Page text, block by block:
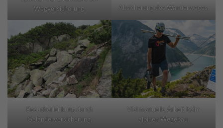
Wegversicherung.
Absicherung des Wanderweges.
Besucherlenkung durch
Geländerversicherung.
Viel manuelle Arbeit beim
alpinen Wegebau.